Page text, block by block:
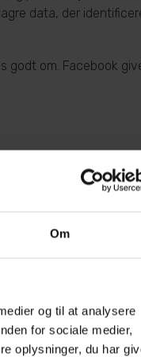
Om
og til at analysere
for sociale medier,
oplysninger, du har
data, der
godt om. Facebook
og/eller deling af
i
af, hvilken
kan huske de